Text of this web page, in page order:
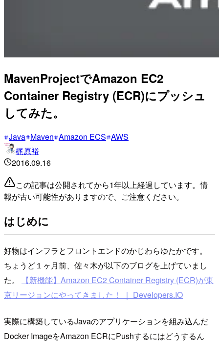
MavenProjectでAmazon EC2
Container Registry (ECR)にプッシュ
してみた。
Java Maven Amazon ECS AWS
梶原裕
2016.09.16
この記事は公開されてから1年以上経過しています。情
報が古い可能性がありますので、ご注意ください。
はじめに
好物はインフラとフロントエンドのかじわらゆたかです。
ちょうど１ヶ月前、佐々木が以下のブログを上げていまし
た。
【新機能】Amazon EC2 Container Registry (ECR)が東
京リージョンにやってきました！ ｜ Developers.IO
実際に構築しているJavaのアプリケーションを組み込んだ
Docker ImageをAmazon ECRにPushするにはどうするん